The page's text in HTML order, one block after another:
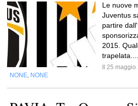
Le nuove
Juventus
partire
2015.
trapelata....
Il 25
NONE NONE